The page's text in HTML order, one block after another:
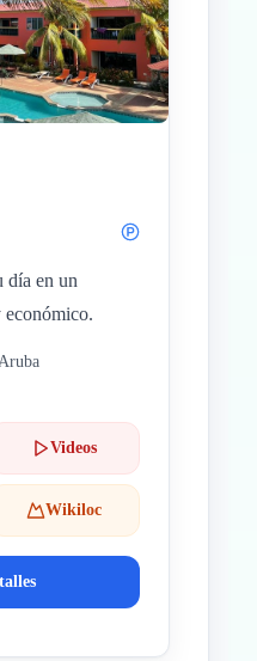
día en un
económico.
Videos
Wikiloc